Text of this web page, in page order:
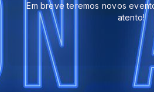
Em breve teremos novos
atento!